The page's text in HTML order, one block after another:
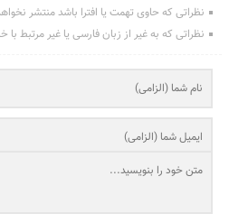
نظراتی که حاوی تهمت یا افترا باشد منتشر
نظراتی که به غیر از زبان فارسی یا غیر مرتبط